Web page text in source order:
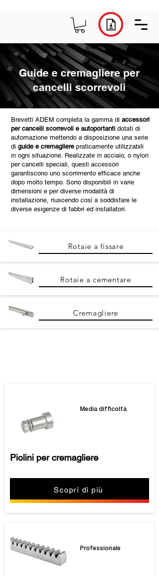
Guide e cremagliere per
cancelli scorrevoli
Brevetti ADEM completa la gamma di accessori
per cancelli scorrevoli e autoportanti dotati di
automazione mettendo a disposizione una serie
di guide e cremaglierepraticamente utilizzabili
in ogni situazione. Realizzate in acciaio, o nylon
per cancelli speciali, questi accessori
garantiscono uno scorrimento efficace anche
dopo molto tempo. Sono disponibili in varie
dimensioni e per diverse modalità di
installazione, riuscendo così a soddisfare le
diverse esigenze di fabbri ed installatori.
Rotaie a fissare
Rotaie a cementare
Cremagliere
Media difficoltà
Piolini per cremagliere
Scopri di più
Professionale